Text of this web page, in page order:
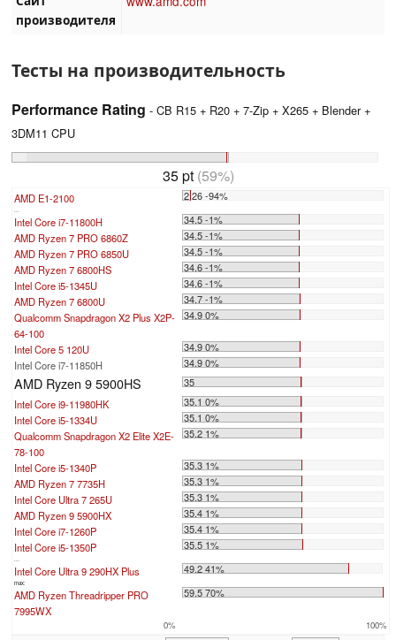
производителя
Тесты на производительность
Performance Rating - CB R15 + R20 + 7-Zip + X265 + Blender +
3DM11 CPU
35 pt(59%)
AMD E1-2100 2.26 -94%
Intel Core i7-11800H
34.5 -1%
AMD Ryzen 7 PRO 6860Z
34.5 -1%
AMD Ryzen 7 PRO 6850U
34.5 -1%
AMD Ryzen 7 6800HS
34.6 -1%
Intel Core i5-1345U
34.6 -1%
AMD Ryzen 7 6800U
34.7 -1%
Qualcomm Snapdragon X2 Plus X2P-
64-100
34.9 0%
Intel Core 5 120U
34.9 0%
Intel Core i7-11850H
34.9 0%
AMD Ryzen 9 5900HS
35
Intel Core i9-11980HK
35.1 0%
Intel Core i5-1334U
35.1 0%
Qualcomm Snapdragon X2 Elite X2E-
78-100
35.2 1%
Intel Core i5-1340P
35.3 1%
AMD Ryzen 7 7735H
35.3 1%
Intel Core Ultra 7 265U
35.3 1%
AMD Ryzen 9 5900HX
35.4 1%
Intel Core i7-1260P
35.4 1%
Intel Core i5-1350P
35.5 1%
Intel Core Ultra 9 290HX Plus 49.2 41%
max:
AMD Ryzen Threadripper PRO
7995WX
59.5 70%
0% 100%